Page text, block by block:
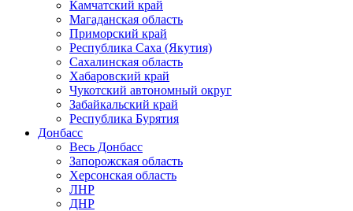
Камчатский край
Магаданская область
Приморский край
Республика Саха (Якутия)
Сахалинская область
Хабаровский край
Чукотский автономный округ
Забайкальский край
Республика Бурятия
Донбасс
Весь Донбасс
Запорожская область
Херсонская область
ЛНР
ДНР